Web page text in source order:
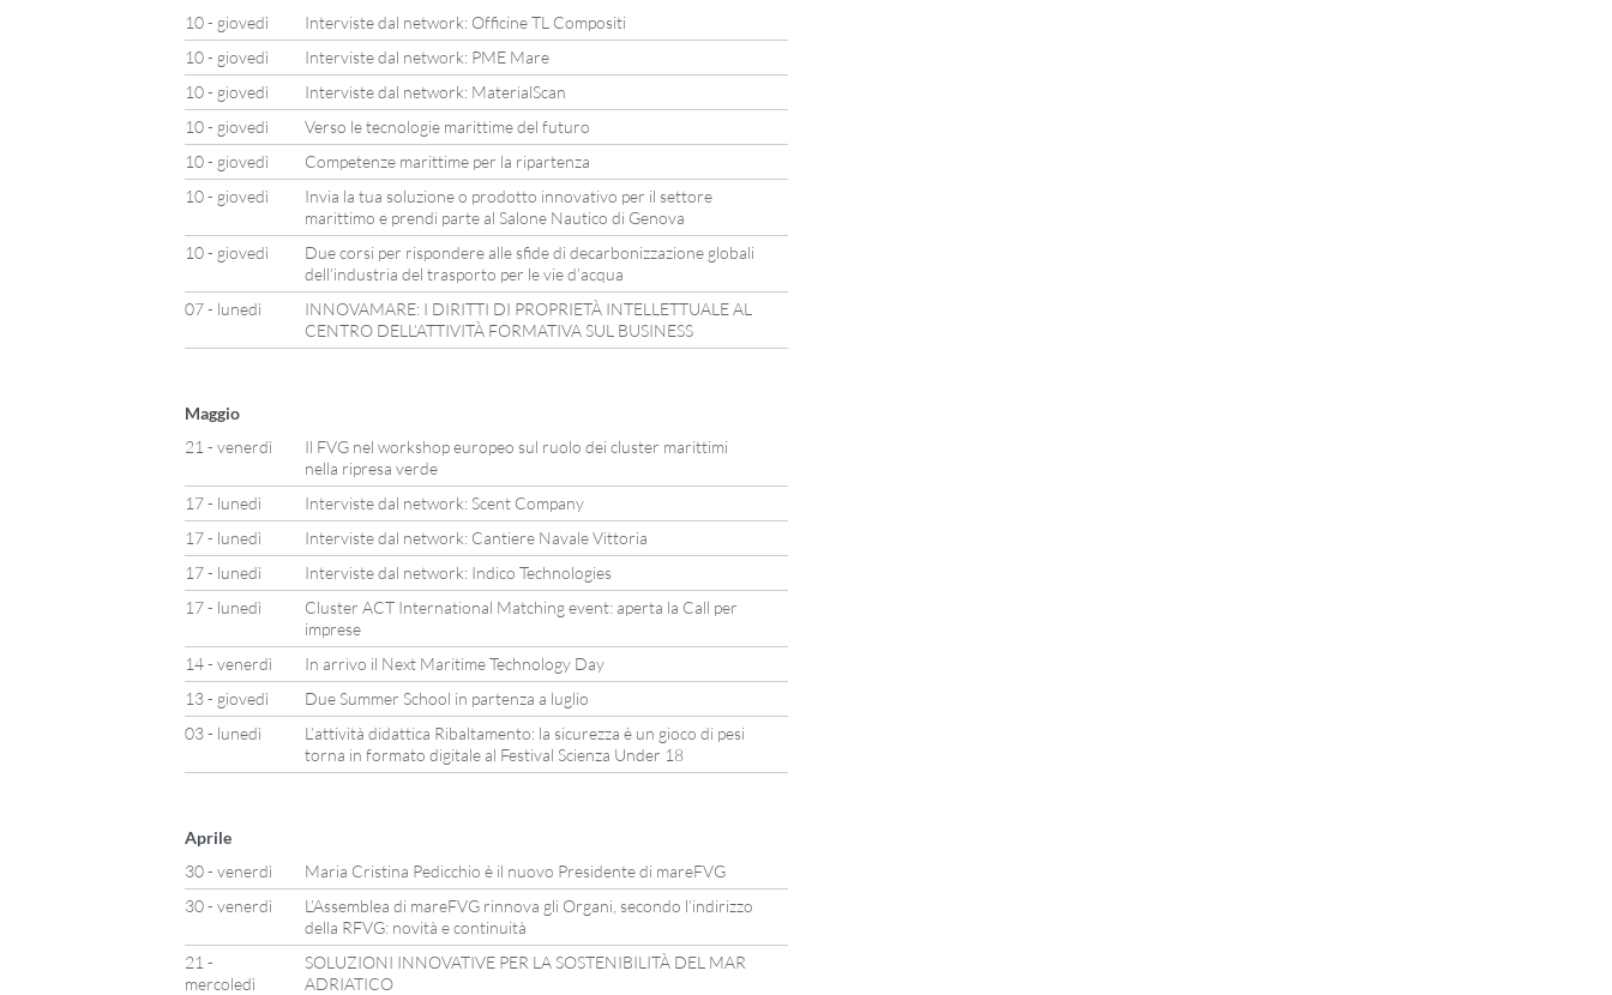
10 - giovedì
Interviste dal network: Officine TL Compositi
10 - giovedì
Interviste dal network: PME Mare
10 - giovedì
Interviste dal network: MaterialScan
10 - giovedì
Verso le tecnologie marittime del futuro
10 - giovedì
Competenze marittime per la ripartenza
10 - giovedì
Invia la tua soluzione o prodotto innovativo per il settore
marittimo e prendi parte al Salone Nautico di Genova
10 - giovedì
Due corsi per rispondere alle sfide di decarbonizzazione globali
dell’industria del trasporto per le vie d’acqua
07 - lunedì
INNOVAMARE: I DIRITTI DI PROPRIETÀ INTELLETTUALE AL
CENTRO DELL’ATTIVITÀ FORMATIVA SUL BUSINESS
Maggio
21 - venerdì
Il FVG nel workshop europeo sul ruolo dei cluster marittimi
nella ripresa verde
17 - lunedì
Interviste dal network: Scent Company
17 - lunedì
Interviste dal network: Cantiere Navale Vittoria
17 - lunedì
Interviste dal network: Indico Technologies
17 - lunedì
Cluster ACT International Matching event: aperta la Call per
imprese
14 - venerdì
In arrivo il Next Maritime Technology Day
13 - giovedì
Due Summer School in partenza a luglio
03 - lunedì
L’attività didattica Ribaltamento: la sicurezza è un gioco di pesi
torna in formato digitale al Festival Scienza Under 18
Aprile
30 - venerdì
Maria Cristina Pedicchio è il nuovo Presidente di mareFVG
30 - venerdì
L’Assemblea di mareFVG rinnova gli Organi, secondo l’indirizzo
della RFVG: novità e continuità
21 -
mercoledì
SOLUZIONI INNOVATIVE PER LA SOSTENIBILITÀ DEL MAR
ADRIATICO